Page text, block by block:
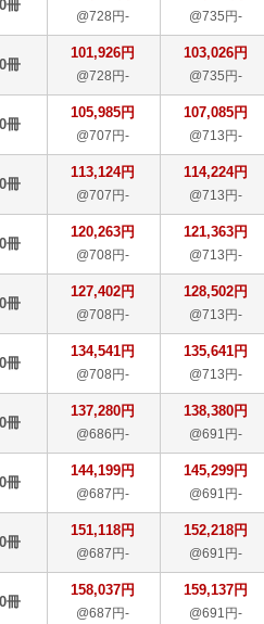
冊
@728円- @735円-
冊
101,926円
@728円-
103,026円
@735円-
冊
105,985円
@707円-
107,085円
@713円-
冊
113,124円
@707円-
114,224円
@713円-
冊
120,263円
@708円-
121,363円
@713円-
冊
127,402円
@708円-
128,502円
@713円-
冊
134,541円
@708円-
135,641円
@713円-
冊
137,280円
@686円-
138,380円
@691円-
冊
144,199円
@687円-
145,299円
@691円-
冊
151,118円
@687円-
152,218円
@691円-
冊
158,037円
@687円-
159,137円
@691円-